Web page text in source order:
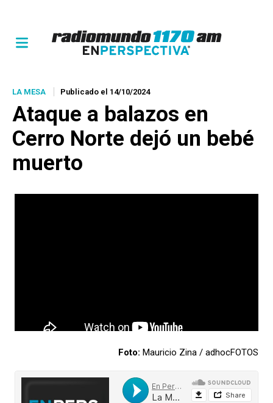
LA MESA Publicado el 14/10/2024
Ataque a balazos en
Cerro Norte dejó un bebé
muerto
Foto: Mauricio Zina / adhocFOTOS